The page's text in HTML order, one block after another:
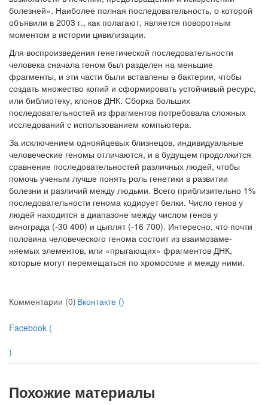
больничной палате
бесплатно, в течении всего срока лечения...
болезней». Наиболее полная последовательность, о которой
объявили в 2003 г., как полагают, является поворотным
моментом в истории цивили­зации.
Для воспроизведения генетической последовательности
человека сначала геном был разделен на меньшие
фрагменты, и эти части были вставлены в бак­терии, чтобы
создать множество копий и сформировать устойчивый ресурс,
или библиотеку, клонов ДНК. Сборка больших
последовательностей из фраг­ментов потребовала сложных
исследований с использованием компьютера.
За исключением однояйцевых близнецов, индивидуальные
человеческие геномы отличаются, и в будущем продолжится
сравнение последовательно­стей различных людей, чтобы
помочь ученым лучше понять роль генетики в развитии
болезни и различий между людьми. Всего приблизительно 1%
последовательности генома кодирует белки. Число генов у
людей находится в диапазоне между числом генов у
винограда (-30 400) и цыплят (-16 700). Интересно, что почти
половина человеческого генома состоит из взаимозаме­
няемых элементов, или «прыгающих» фрагментов ДНК,
которые могут пере­мещаться по хромосоме и между ними.
Комментарии (0) Вконтакте ()
Facebook (
)
Похожие материалы